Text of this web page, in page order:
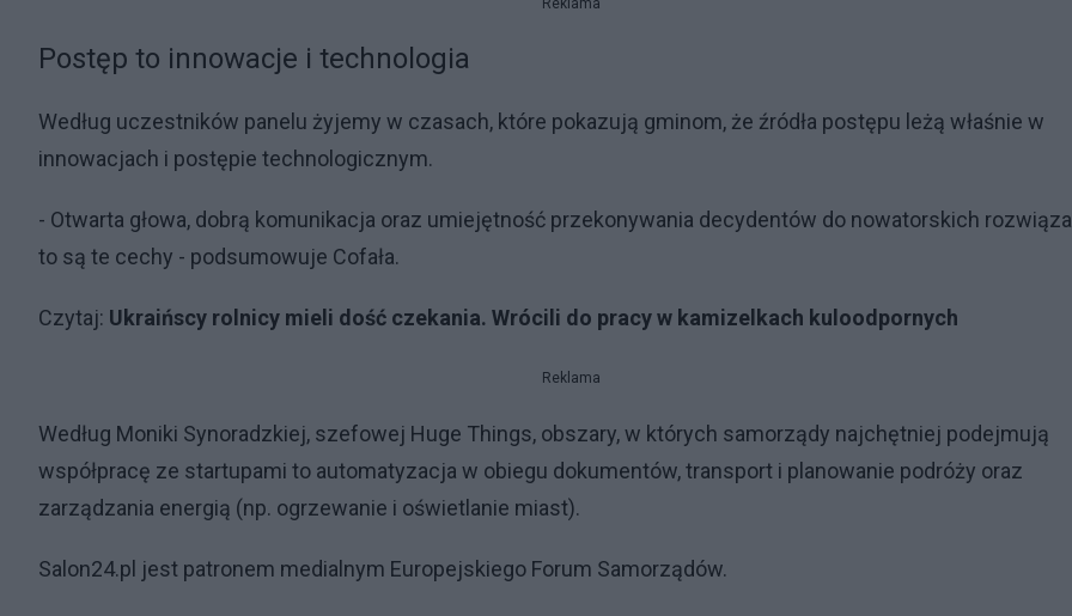
Reklama
Postęp to innowacje i technologia
Według uczestników panelu żyjemy w czasach, które pokazują gminom, że źródła postępu leżą właśnie w
innowacjach i postępie technologicznym.
- Otwarta głowa, dobrą komunikacja oraz umiejętność przekonywania decydentów do nowatorskich
to są te cechy - podsumowuje Cofała.
Czytaj: Ukraińscy rolnicy mieli dość czekania. Wrócili do pracy w kamizelkach kuloodpornych
Reklama
Według Moniki Synoradzkiej, szefowej Huge Things, obszary, w których samorządy najchętniej podejmują
współpracę ze startupami to automatyzacja w obiegu dokumentów, transport i planowanie podróży oraz
zarządzania energią (np. ogrzewanie i oświetlanie miast).
Salon24.pl jest patronem medialnym Europejskiego Forum Samorządów.